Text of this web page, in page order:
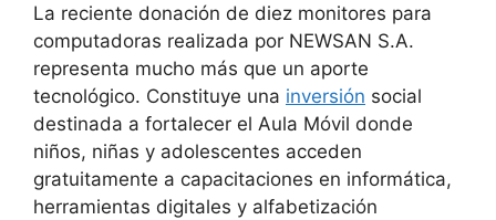
La reciente donación de diez monitores para
computadoras realizada por NEWSAN S.A.
representa mucho más que un aporte
tecnológico. Constituye una inversión social
destinada a fortalecer el Aula Móvil donde
niños, niñas y adolescentes acceden
gratuitamente a capacitaciones en informática,
herramientas digitales y alfabetización